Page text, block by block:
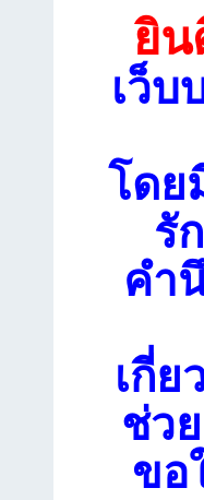
ยิน
เว็บ
โดย
รั
คำ
เกี่
ช่ว
ขอ